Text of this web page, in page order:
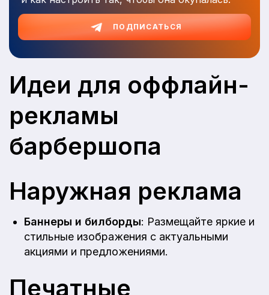
ПОДПИСАТЬСЯ
Идеи для оффлайн-
рекламы
барбершопа
Наружная реклама
Баннеры и билборды: Размещайте яркие и
стильные изображения с актуальными
акциями и предложениями.
Печатные